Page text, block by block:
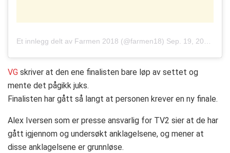
Et innlegg delt av Farmen 2018 (@farmen18) Sep. 19, 2018 kl. 8:12 PDT
VG skriver at den ene finalisten bare løp av settet og
mente det pågikk juks.
Finalisten har gått så langt at personen krever en ny finale.
Alex Iversen som er presse ansvarlig for TV2 sier at de har
gått igjennom og undersøkt anklagelsene, og mener at
disse anklagelsene er grunnløse.